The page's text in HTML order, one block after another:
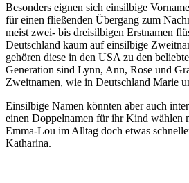
Besonders eignen sich einsilbige
für einen fließenden Übergang zum
meist zwei- bis dreisilbigen Erstnamen
Deutschland kaum auf einsilbige
gehören diese in den USA zu den
Generation sind Lynn, Ann, Rose und
Zweitnamen, wie in Deutschland Marie
Einsilbige Namen könnten aber auch
einen Doppelnamen für ihr Kind wählen
Emma-Lou im Alltag doch etwas
Katharina.